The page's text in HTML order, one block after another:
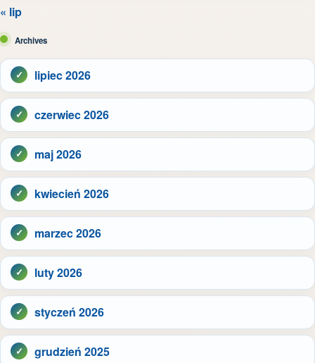
« lip
Archives
lipiec 2026
czerwiec 2026
maj 2026
kwiecień 2026
marzec 2026
luty 2026
styczeń 2026
grudzień 2025